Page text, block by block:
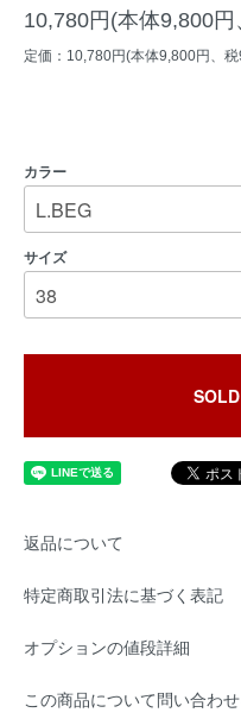
10,780円(本体9,800円
定価：10,780円(本体9,800円、
カラー
サイズ
返品について
特定商取引法に基づく表記
オプションの値段詳細
この商品について問い合わせ